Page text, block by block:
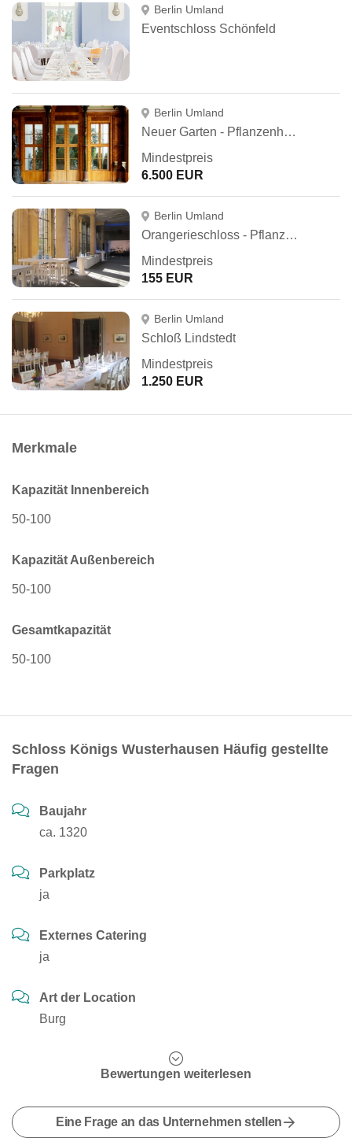
Berlin Umland
Eventschloss Schönfeld
Berlin Umland
Neuer Garten - Pflanzenhallen & Palmensaal
Mindestpreis
6.500 EUR
Berlin Umland
Orangerieschloss - Pflanzenhallen
Mindestpreis
155 EUR
Berlin Umland
Schloß Lindstedt
Mindestpreis
1.250 EUR
Merkmale
Kapazität Innenbereich
50-100
Kapazität Außenbereich
50-100
Gesamtkapazität
50-100
Schloss Königs Wusterhausen Häufig gestellte
Fragen
Baujahr
ca. 1320
Parkplatz
ja
Externes Catering
ja
Art der Location
Burg
Bewertungen weiterlesen
Eine Frage an das Unternehmen stellen